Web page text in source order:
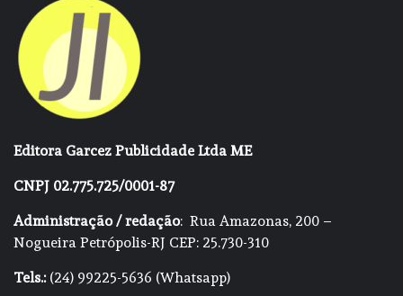
Editora Garcez Publicidade Ltda ME
CNPJ 02.775.725/0001-87
Administração / redação: Rua Amazonas, 200 –
Nogueira Petrópolis-RJ CEP: 25.730-310
Tels.:(24) 99225-5636 (Whatsapp)